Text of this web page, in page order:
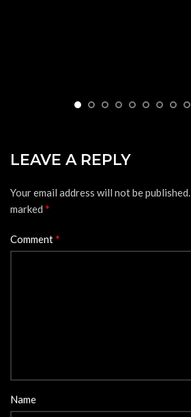
LEAVE A REPLY
Your email address will not be published.
marked *
Comment*
Name